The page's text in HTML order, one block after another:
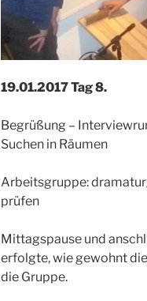
19.01.2017 Tag 8.
Begrüßung –
Suchen in Räumen
Arbeitsgruppe:
prüfen
Mittagspause und
erfolgte, wie gewohnt
die Gruppe.